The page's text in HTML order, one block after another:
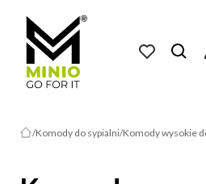
Komody do sypialni Komody wysokie